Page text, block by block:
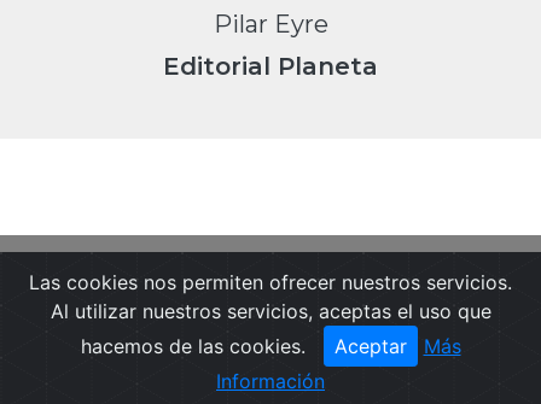
Pilar Eyre
Editorial Planeta
Portada Noticias
Guía de Medios
Notas de prensa
Textos Legales
Contactar
Pide una demo
Las cookies nos permiten ofrecer nuestros servicios.
Al utilizar nuestros servicios, aceptas el uso que
hacemos de las cookies.
Aceptar
Más
Información